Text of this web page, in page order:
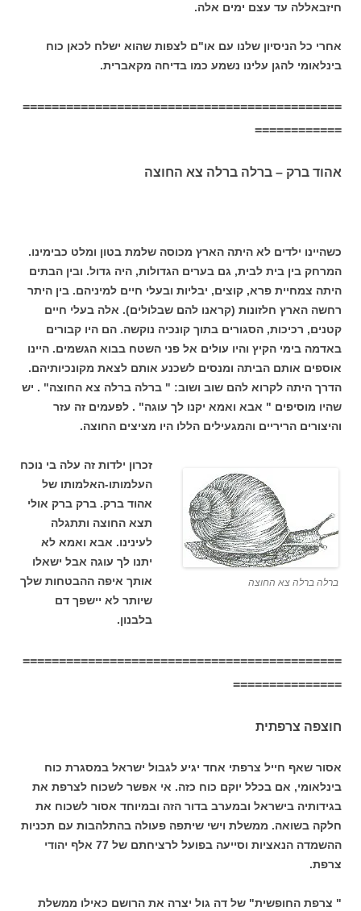
חיזבאללה עד עצם ימים אלה.
אחרי כל הניסיון שלנו עם או"ם לצפות שהוא ישלח לכאן כוח
בינלאומי להגן עלינו נשמע כמו בדיחה מקאברית.
============================================
============
אהוד ברק – ברלה ברלה צא החוצה
כשהיינו ילדים לא היתה הארץ מכוסה שלמת בטון ומלט כבימינו.
המרחק בין בית לבית, גם בערים הגדולות, היה גדול. ובין הבתים
היתה צמחיית פרא, קוצים, יבליות ובעלי חיים למיניהם. בין היתר
רחשה הארץ חלזונות (קראנו להם שבלולים). אלה בעלי חיים
קטנים, רכיכות, הסגורים בתוך קונכיה נוקשה. הם היו קבורים
באדמה בימי הקיץ והיו עולים אל פני השטח בבוא הגשמים. היינו
אוספים אותם הביתה ומנסים לשכנע אותם לצאת מקונכיותיהם.
הדרך היתה לקרוא להם שוב ושוב: " ברלה ברלה צא החוצה" . יש
שהיו מוסיפים " אבא ואמא יקנו לך עוגה" . לפעמים זה עזר
והיצורים הריריים והמגעילים הללו היו מציצים החוצה.
ברלה ברלה צא החוצה
זכרון ילדות זה עלה בי נוכח
העלמותו-האלמותו של
אהוד ברק. ברק ברק אולי
תצא החוצה ותתגלה
לעינינו. אבא ואמא לא
יתנו לך עוגה אבל ישאלו
אותך איפה ההבטחות שלך
שיותר לא יישפך דם
בלבנון.
============================================
===============
חוצפה צרפתית
אסור שאף חייל צרפתי אחד יגיע לגבול ישראל במסגרת כוח
בינלאומי, אם בכלל יוקם כוח כזה. אי אפשר לשכוח לצרפת את
בגידותיה בישראל ובמערב בדור הזה ובמיוחד אסור לשכוח את
חלקה בשואה. ממשלת וישי שיתפה פעולה בהתלהבות עם תכניות
ההשמדה הנאציות וסייעה בפועל לרציחתם של 77 אלף יהודי
צרפת.
" צרפת החופשית" של דה גול יצרה את הרושם כאילו ממשלת